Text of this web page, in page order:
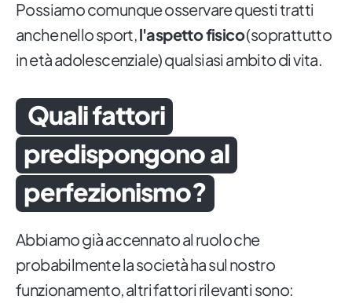
Possiamo comunque osservare questi tratti
anche nello sport,l'aspetto fisico(soprattutto
in età adolescenziale) qualsiasi ambito di vita.
Quali fattori
predispongono al
perfezionismo?
Abbiamo già accennato al ruolo che
probabilmente la società ha sul nostro
funzionamento, altri fattori rilevanti sono: